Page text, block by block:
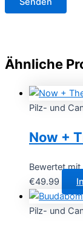
Ähnliche
Pilz- und
Now +
Bewertet mit
€49.99
Pilz- und